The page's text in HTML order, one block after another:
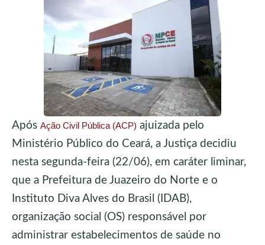
Após Ação Civil Pública (ACP) ajuizada pelo
Ministério Público do Ceará, a Justiça decidiu
nesta segunda-feira (22/06), em caráter liminar,
que a Prefeitura de Juazeiro do Norte e o
Instituto Diva Alves do Brasil (IDAB),
organização social (OS) responsável por
administrar estabelecimentos de saúde no